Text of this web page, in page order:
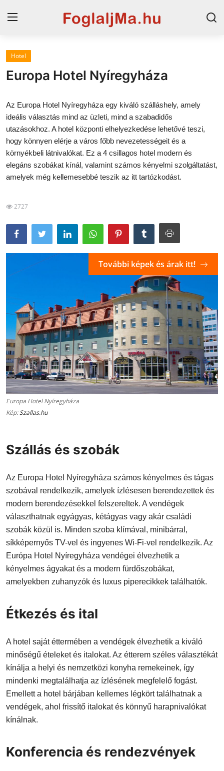
Magyarország
Horvát tengerpart
Horvátország
Szállások a Balatonon
Szállások Hajdúszoboszlón
Blog
Hotel
Europa Hotel Nyíregyháza
Az Europa Hotel Nyíregyháza egy kiváló szálláshely, amely
ideális választás mind az üzleti, mind a szabadidős
utazásokhoz. A hotel központi elhelyezkedése lehetővé teszi,
hogy könnyen elérje a város főbb nevezetességeit és a
környékbeli látnivalókat. Ez a 4 csillagos hotel modern és
elegáns szobákat kínál, valamint számos kényelmi szolgáltatást,
amelyek még kellemesebbé teszik az itt tartózkodást.
2727
Europa Hotel Nyíregyháza
Kép:Szallas.hu
További képek és árak itt!
Szállás és szobák
Az Europa Hotel Nyíregyháza számos kényelmes és tágas
szobával rendelkezik, amelyek ízlésesen berendezettek és
modern berendezésekkel felszereltek. A vendégek
választhatnak egyágyas, kétágyas vagy akár családi
szobák közül is. Minden szoba klímával, minibárral,
síkképernyős TV-vel és ingyenes Wi-Fi-vel rendelkezik. Az
Európa Hotel Nyíregyháza vendégei élvezhetik a
kényelmes ágyakat és a modern fürdőszobákat,
amelyekben zuhanyzók és luxus piperecikkek találhatók.
Étkezés és ital
A hotel saját éttermében a vendégek élvezhetik a kiváló
minőségű ételeket és italokat. Az étterem széles választékát
kínálja a helyi és nemzetközi konyha remekeinek, így
mindenki megtalálhatja az ízlésének megfelelő fogást.
Emellett a hotel bárjában kellemes légkört találhatnak a
vendégek, ahol frissítő italokat és könnyű harapnivalókat
kínálnak.
Konferencia és rendezvények